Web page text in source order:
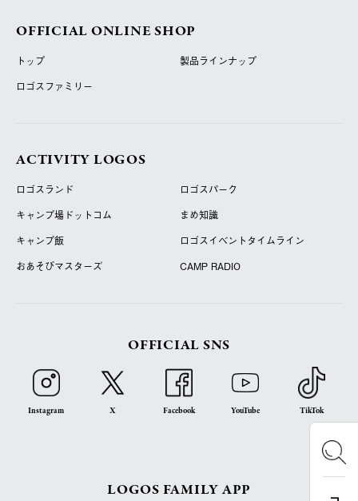
OFFICIAL ONLINE SHOP
トップ
製品ラインナップ
ロゴスファミリー
ACTIVITY LOGOS
ロゴスランド
ロゴスパーク
キャンプ場ドットコム
まめ知識
キャンプ飯
ロゴスイベントタイムライン
おあそびマスターズ
CAMP RADIO
OFFICIAL SNS
Instagram X Facebook YouTube TikTok
LOGOS FAMILY APP